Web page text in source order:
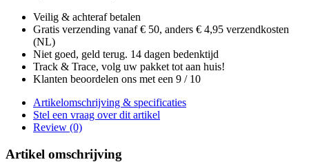
Veilig & achteraf betalen
Gratis verzending vanaf € 50, anders € 4,95 verzendkosten
(NL)
Niet goed, geld terug. 14 dagen bedenktijd
Track & Trace, volg uw pakket tot aan huis!
Klanten beoordelen ons met een 9 / 10
Artikelomschrijving & specificaties
Stel een vraag over dit artikel
Review (0)
Artikel omschrijving